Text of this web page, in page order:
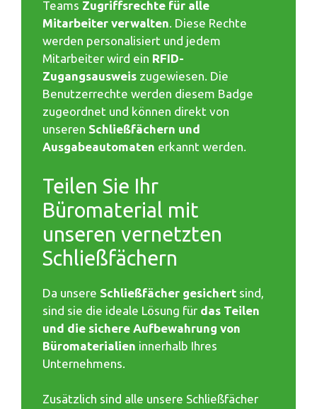
Teams Zugriffsrechte für alle
Mitarbeiter verwalten. Diese Rechte
werden personalisiert und jedem
Mitarbeiter wird ein RFID-
Zugangsausweis zugewiesen. Die
Benutzerrechte werden diesem Badge
zugeordnet und können direkt von
unseren Schließfächern und
Ausgabeautomaten erkannt werden.
Teilen Sie Ihr
Büromaterial mit
unseren vernetzten
Schließfächern
Da unsere Schließfächer gesichert sind,
sind sie die ideale Lösung für das Teilen
und die sichere Aufbewahrung von
Büromaterialien innerhalb Ihres
Unternehmens.
Zusätzlich sind alle unsere Schließfächer